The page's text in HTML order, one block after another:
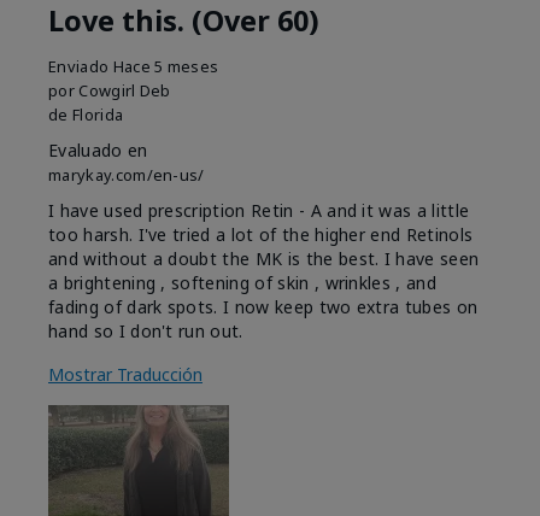
Love this. (Over 60)
Enviado Hace 5 meses
por Cowgirl Deb
de Florida
Evaluado en
marykay.com/en-us/
I have used prescription Retin - A and it was a little
too harsh. I've tried a lot of the higher end Retinols
and without a doubt the MK is the best. I have seen
a brightening , softening of skin , wrinkles , and
fading of dark spots. I now keep two extra tubes on
hand so I don't run out.
Mostrar Traducción